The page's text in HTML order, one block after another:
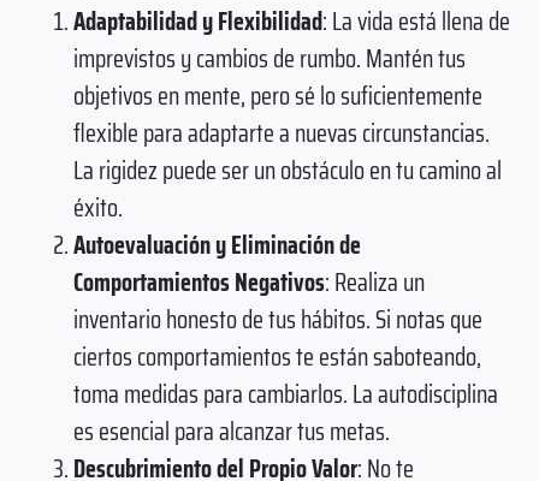
Adaptabilidad y Flexibilidad: La vida está llena de
imprevistos y cambios de rumbo. Mantén tus
objetivos en mente, pero sé lo suficientemente
flexible para adaptarte a nuevas circunstancias.
La rigidez puede ser un obstáculo en tu camino al
éxito.
Autoevaluación y Eliminación de
Comportamientos Negativos: Realiza un
inventario honesto de tus hábitos. Si notas que
ciertos comportamientos te están saboteando,
toma medidas para cambiarlos. La autodisciplina
es esencial para alcanzar tus metas.
Descubrimiento del Propio Valor: No te